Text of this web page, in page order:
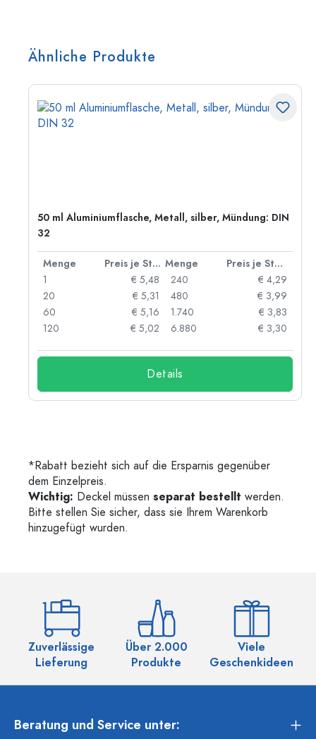
Ähnliche Produkte
50 ml Aluminiumflasche, Metall, silber, Mündung: DIN
32
Menge Preis je Stück Menge
Preis je Stück
1
€ 5,48
20
€ 5,31
60
€ 5,16
120
€ 5,02
240
€ 4,29
480
€ 3,99
1.740
€ 3,83
6.880
€ 3,30
Details
*Rabatt bezieht sich auf die Ersparnis gegenüber
dem Einzelpreis.
Wichtig: Deckel müssen separat bestellt werden.
Bitte stellen Sie sicher, dass sie Ihrem Warenkorb
hinzugefügt wurden.
Zuverlässige
Lieferung
Über 2.000
Produkte
Viele
Geschenkideen
Beratung und Service unter: